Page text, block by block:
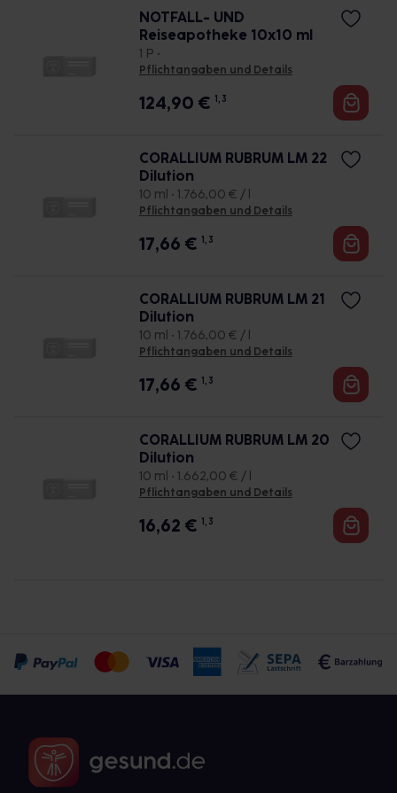
NOTFALL- UND
Reiseapotheke 10x10 ml
1 P •
Pflichtangaben und Details
124,90 € 1, 3
CORALLIUM RUBRUM LM 22
Dilution
10 ml • 1.766,00 € / l
Pflichtangaben und Details
17,66 € 1, 3
CORALLIUM RUBRUM LM 21
Dilution
10 ml • 1.766,00 € / l
Pflichtangaben und Details
17,66 € 1, 3
CORALLIUM RUBRUM LM 20
Dilution
10 ml • 1.662,00 € / l
Pflichtangaben und Details
16,62 € 1, 3